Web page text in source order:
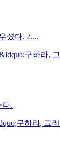
셨다. 2....
구하라,
다.
구하라, 그